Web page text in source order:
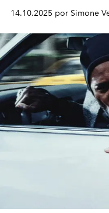
14.10.2025 por Simone